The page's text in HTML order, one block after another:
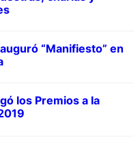
“Manifiesto” en
los Premios a la